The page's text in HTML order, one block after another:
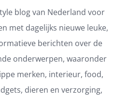
blog van Nederland voor
met dagelijks nieuwe leuke,
berichten over de
onderwerpen, waaronder
merken, interieur, food,
dieren en verzorging,